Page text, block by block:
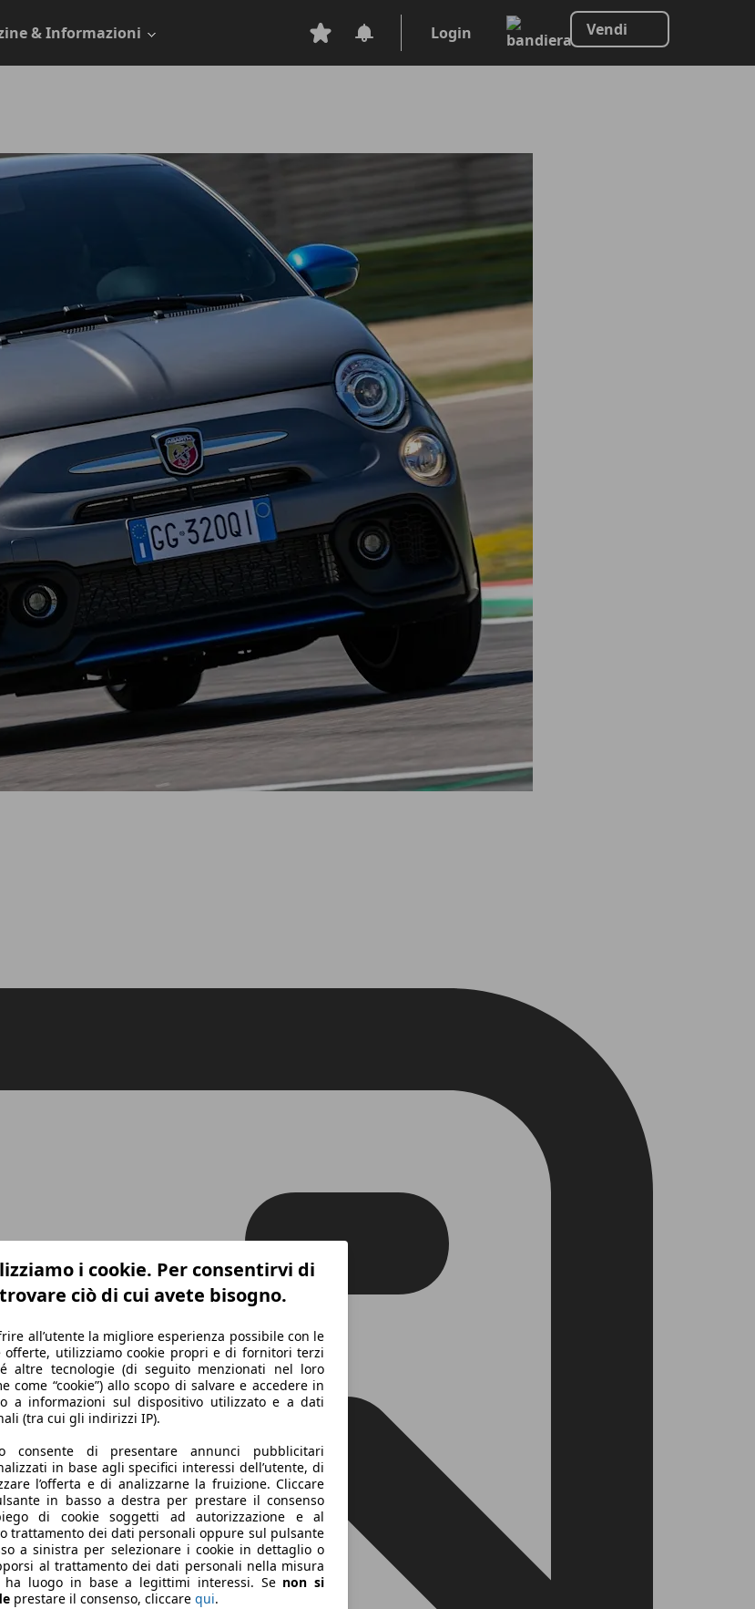
& Informazioni Login Vendi
i cookie. Per consentirvi di
trovare ciò di cui avete bisogno.
all’utente la migliore esperienza possibile con le
offerte, utilizziamo cookie propri e di fornitori terzi
altre tecnologie (di seguito menzionati nel loro
come “cookie”) allo scopo di salvare e accedere in
a informazioni sul dispositivo utilizzato e a dati
(tra cui gli indirizzi IP).
consente di presentare annunci pubblicitari
in base agli specifici interessi dell’utente, di
l’offerta e di analizzarne la fruizione. Cliccare
in basso a destra per prestare il consenso
di cookie soggetti ad autorizzazione e al
trattamento dei dati personali oppure sul pulsante
a sinistra per selezionare i cookie in dettaglio o
al trattamento dei dati personali nella misura
luogo in base a legittimi interessi. Se non si
prestare il consenso, cliccare qui.